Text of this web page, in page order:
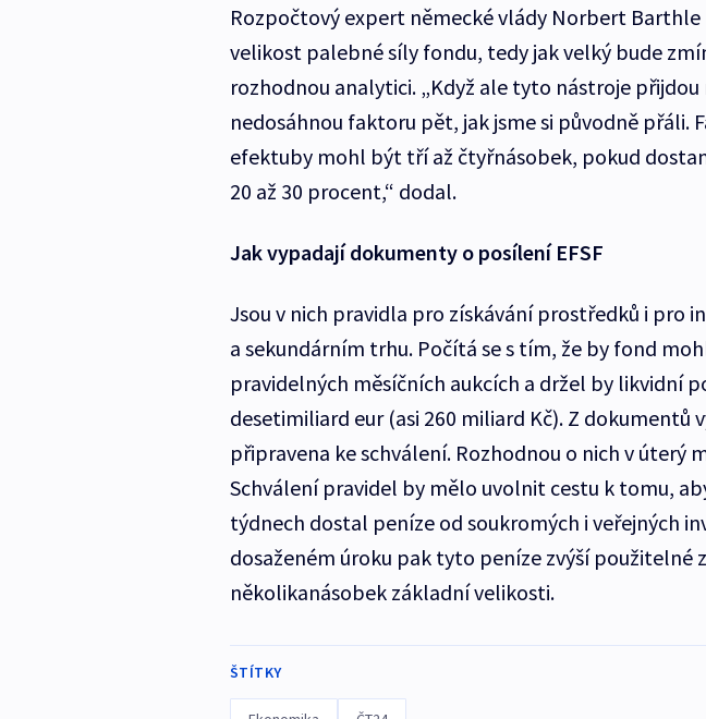
Rozpočtový expert německé vlády Norbert
velikost palebné síly fondu, tedy jak velký bude
rozhodnou analytici. „Když ale tyto nástroje
nedosáhnou faktoru pět, jak jsme si původně přáli.
efektuby mohl být tří až čtyřnásobek, pokud
20 až 30 procent,“ dodal.
Jak vypadají dokumenty o posílení EFSF
Jsou v nich pravidla pro získávání prostředků i pro
a sekundárním trhu. Počítá se s tím, že by fond
pravidelných měsíčních aukcích a držel by likvidní
desetimiliard eur (asi 260 miliard Kč). Z dokumentů
připravena ke schválení. Rozhodnou o nich v úterý
Schválení pravidel by mělo uvolnit cestu k tomu,
týdnech dostal peníze od soukromých i veřejných
dosaženém úroku pak tyto peníze zvýší použitelné
několikanásobek základní velikosti.
ŠTÍTKY